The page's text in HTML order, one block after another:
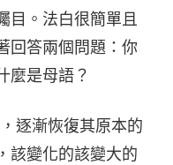
目。法白很簡單且
回答兩個問題：你
麼是母語？
逐漸恢復其原本的
該變化的該變大的